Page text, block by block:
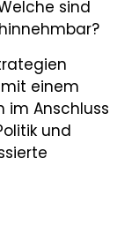
sind
einem
im Anschluss
und